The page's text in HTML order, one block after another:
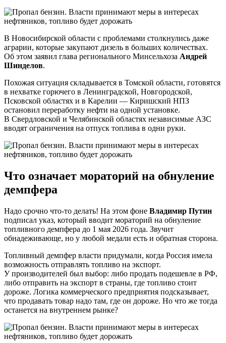
В Новосибирской области с проблемами столкнулись даже
аграрии, которые закупают дизель в больших количествах.
Об этом заявил глава регионального Минсельхоза Андрей
Шинделов.
Похожая ситуация складывается в Томской области, готовятся
в нехватке горючего в Ленинградской, Новгородской,
Псковской областях и в Карелии — Киришский НПЗ
остановил переработку нефти на одной установке.
В Свердловской и Челябинской областях независимые АЗС
вводят ограничения на отпуск топлива в одни руки.
Что означает мораторий на обнуление
демпфера
Надо срочно что-то делать! На этом фоне Владимир Путин
подписал указ, который вводит мораторий на обнуление
топливного демпфера до 1 мая 2026 года. Звучит
обнадеживающе, но у любой медали есть и обратная сторона.
Топливный демпфер власти придумали, когда Россия имела
возможность отправлять топливо на экспорт.
У производителей был выбор: либо продать подешевле в РФ,
либо отправить на экспорт в страны, где топливо стоит
дороже. Логика коммерческого предприятия подсказывает,
что продавать товар надо там, где он дороже. Но что же тогда
останется на внутреннем рынке?